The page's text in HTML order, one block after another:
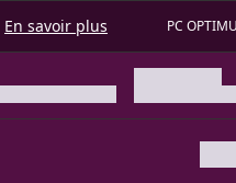
En savoir plus PC